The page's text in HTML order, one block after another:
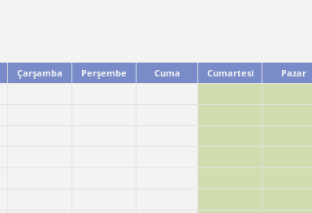
Çarşamba Perşembe Cuma Cumartesi
Pazar